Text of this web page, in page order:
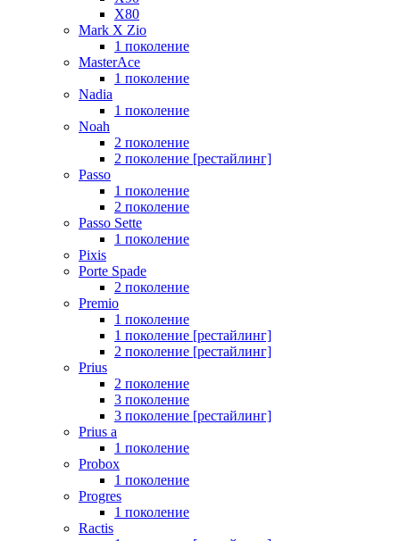
Х80
Mark X Zio
1 поколение
MasterAce
1 поколение
Nadia
1 поколение
Noah
2 поколение
2 поколение [рестайлинг]
Passo
1 поколение
2 поколение
Passo Sette
1 поколение
Pixis
Porte Spade
2 поколение
Premio
1 поколение
1 поколение [рестайлинг]
2 поколение [рестайлинг]
Prius
2 поколение
3 поколение
3 поколение [рестайлинг]
Prius a
1 поколение
Probox
1 поколение
Progres
1 поколение
Ractis